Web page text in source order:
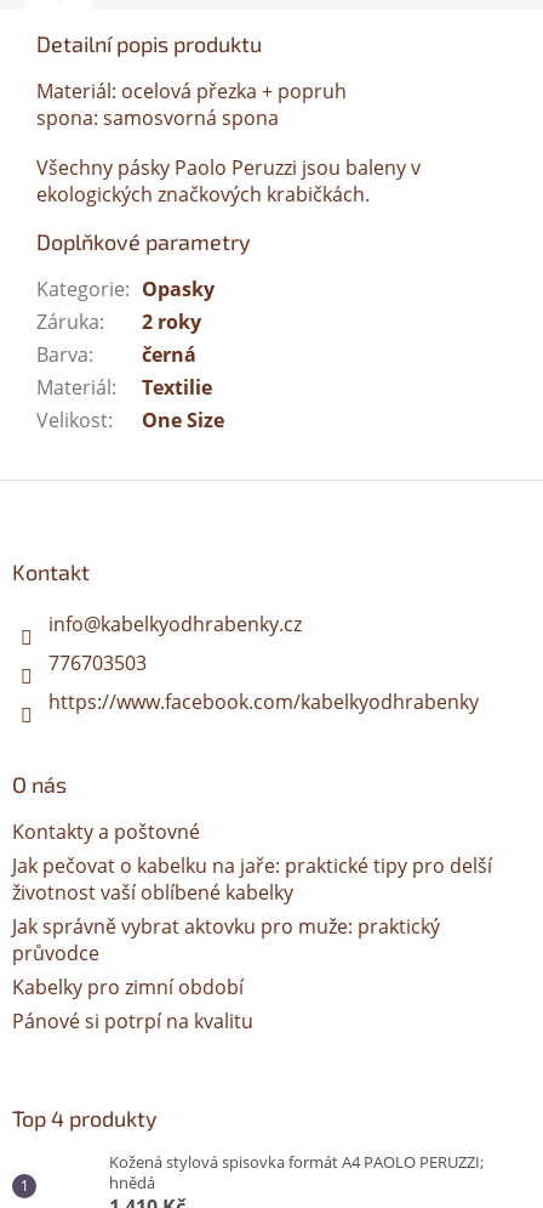
Detailní popis produktu
Materiál: ocelová přezka + popruh
spona: samosvorná spona
Všechny pásky Paolo Peruzzi jsou baleny v
ekologických značkových krabičkách.
Doplňkové parametry
Kategorie: Opasky
Záruka:
2 roky
Barva:
černá
Materiál:
Textilie
Velikost: One Size
Kontakt
info@kabelkyodhrabenky.cz
776703503
https://www.facebook.com/kabelkyodhrabenky
O nás
Kontakty a poštovné
Jak pečovat o kabelku na jaře: praktické tipy pro delší
životnost vaší oblíbené kabelky
Jak správně vybrat aktovku pro muže: praktický
průvodce
Kabelky pro zimní období
Pánové si potrpí na kvalitu
Top 4 produkty
Kožená stylová spisovka formát A4 PAOLO PERUZZI;
hnědá